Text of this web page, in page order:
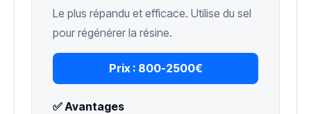
Le plus répandu et efficace. Utilise du sel
pour régénérer la résine.
Prix : 800-2500€
✅ Avantages